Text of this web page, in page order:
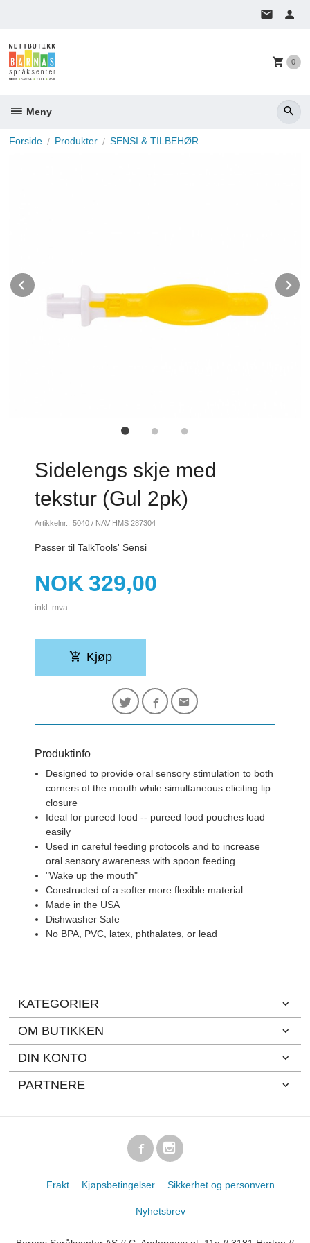
0
Meny
Forside Produkter SENSI & TILBEHØR
Prev
Sidelengs skje med
tekstur (Gul 2pk)
Artikkelnr.: 5040 / NAV HMS 287304
Passer til TalkTools' Sensi
Pris
NOK 329,00
inkl. mva.
Kjøp
Produktinfo
Designed to provide oral sensory stimulation to both
corners of the mouth while simultaneous eliciting lip
closure
Ideal for pureed food -- pureed food pouches load
easily
Used in careful feeding protocols and to increase
oral sensory awareness with spoon feeding
"Wake up the mouth"
Constructed of a softer more flexible material
Made in the USA
Dishwasher Safe
No BPA, PVC, latex, phthalates, or lead
KATEGORIER
OM BUTIKKEN
DIN KONTO
PARTNERE
Frakt Kjøpsbetingelser Sikkerhet og personvern
Nyhetsbrev